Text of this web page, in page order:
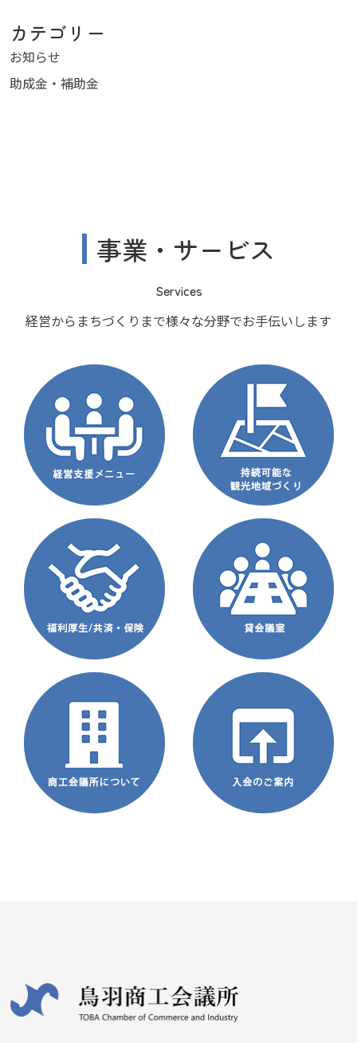
カテゴリー
お知らせ
助成金・補助金
事業・サービス
Services
経営からまちづくりまで様々な分野でお手伝いします